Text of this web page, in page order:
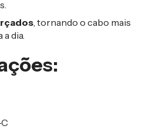
, tornando o cabo mais
dia.